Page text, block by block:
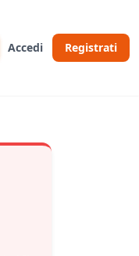
Accedi Registrati